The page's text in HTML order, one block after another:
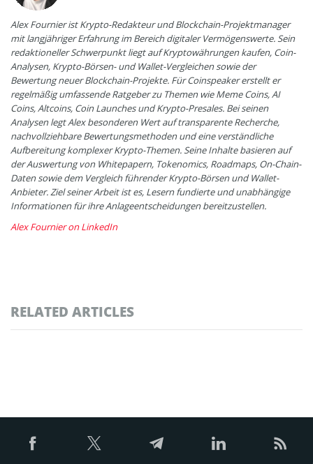
Alex Fournier ist Krypto-Redakteur und Blockchain-Projektmanager
mit langjähriger Erfahrung im Bereich digitaler Vermögenswerte. Sein
redaktioneller Schwerpunkt liegt auf Kryptowährungen kaufen, Coin-
Analysen, Krypto-Börsen- und Wallet-Vergleichen sowie der
Bewertung neuer Blockchain-Projekte. Für Coinspeaker erstellt er
regelmäßig umfassende Ratgeber zu Themen wie Meme Coins, AI
Coins, Altcoins, Coin Launches und Krypto-Presales. Bei seinen
Analysen legt Alex besonderen Wert auf transparente Recherche,
nachvollziehbare Bewertungsmethoden und eine verständliche
Aufbereitung komplexer Krypto-Themen. Seine Inhalte basieren auf
der Auswertung von Whitepapern, Tokenomics, Roadmaps, On-Chain-
Daten sowie dem Vergleich führender Krypto-Börsen und Wallet-
Anbieter. Ziel seiner Arbeit ist es, Lesern fundierte und unabhängige
Informationen für ihre Anlageentscheidungen bereitzustellen.
Alex Fournier on LinkedIn
RELATED ARTICLES